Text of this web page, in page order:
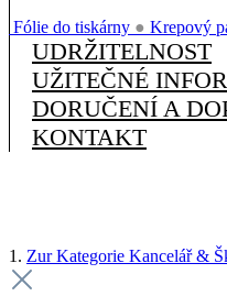
Fólie do tiskárny ● Krepový
UDRŽITELNOST
UŽITEČNÉ
DORUČENÍ A
KONTAKT
1. Zur Kategorie Kancelář &